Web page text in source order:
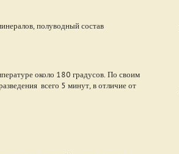
полуводный состав
около 180 градусов. По своим
всего 5 минут, в отличие от